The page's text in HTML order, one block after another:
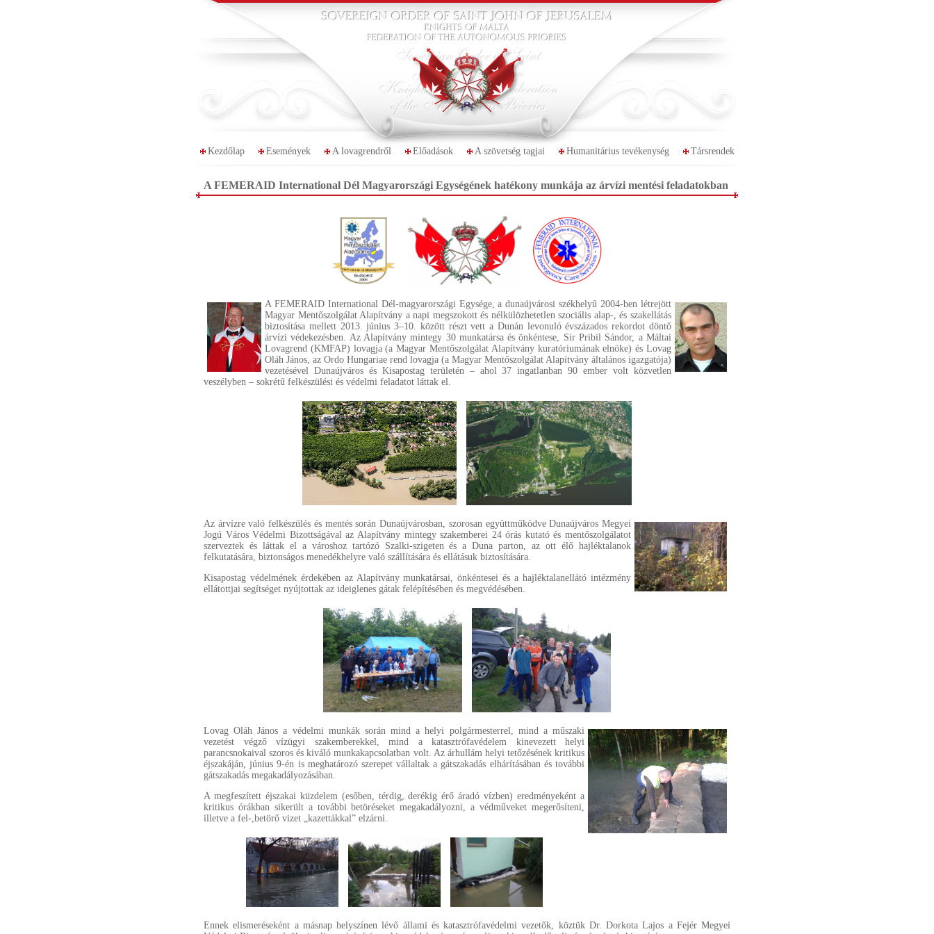
Kezdőlap Események A lovagrendről Előadások A szövetség tagjai Humanitárius tevékenység Társrendek
A FEMERAID International Dél Magyarországi Egységének hatékony munkája az árvízi mentési feladatokban
A FEMERAID International Dél-magyarországi Egysége, a dunaújvárosi székhelyű 2004-ben létrejött
Magyar Mentőszolgálat Alapítvány a napi megszokott és nélkülözhetetlen szociális alap-, és szakellátás
biztosítása mellett 2013. június 3–10. között részt vett a Dunán levonuló évszázados rekordot döntő
árvízi védekezésben. Az Alapítvány mintegy 30 munkatársa és önkéntese, Sir Pribil Sándor, a Máltai
Lovagrend (KMFAP) lovagja (a Magyar Mentőszolgálat Alapítvány kuratóriumának elnöke) és Lovag
Oláh János, az Ordo Hungariae rend lovagja (a Magyar Mentőszolgálat Alapítvány általános igazgatója)
vezetésével Dunaújváros és Kisapostag területén – ahol 37 ingatlanban 90 ember volt közvetlen
veszélyben – sokrétű felkészülési és védelmi feladatot láttak el.
Az árvízre való felkészülés és mentés során Dunaújvárosban, szorosan együttműködve Dunaújváros Megyei
Jogú Város Védelmi Bizottságával az Alapítvány mintegy szakemberei 24 órás kutató és mentőszolgálatot
szerveztek és láttak el a városhoz tartózó Szalki-szigeten és a Duna parton, az ott élő hajléktalanok
felkutatására, biztonságos menedékhelyre való szállítására és ellátásuk biztosítására.
Kisapostag védelmének érdekében az Alapítvány munkatársai, önkéntesei és a hajléktalanellátó intézmény
ellátottjai segítséget nyújtottak az ideiglenes gátak felépítésében és megvédésében.
Lovag Oláh János a védelmi munkák során mind a helyi polgármesterrel, mind a műszaki
vezetést végző vízügyi szakemberekkel, mind a katasztrófavédelem kinevezett helyi
parancsnokaival szoros és kiváló munkakapcsolatban volt. Az árhullám helyi tetőzésének kritikus
éjszakáján, június 9-én is meghatározó szerepet vállaltak a gátszakadás elhárításában és további
gátszakadás megakadályozásában.
A megfeszített éjszakai küzdelem (esőben, térdig, derékig érő áradó vízben) eredményeként a
kritikus órákban sikerült a további betöréseket megakadályozni, a védműveket megerősíteni,
illetve a fel-,betörő vizet „kazettákkal” elzárni.
Ennek elismeréseként a másnap helyszínen lévő állami és katasztrófavédelmi vezetők, köztük Dr. Dorkota Lajos a Fejér Megyei